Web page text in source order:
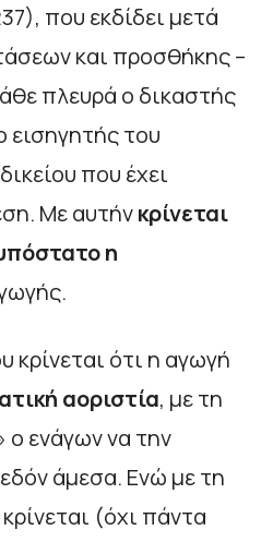
που εκδίδει μετά
και προσθήκης –
πλευρά ο δικαστής
εισηγητής του
που έχει
Με αυτήνκρίνεται
η
κρίνεται ότι η αγωγή
αοριστία, με τη
ο ενάγων να την
άμεσα. Ενώ με τη
(όχι πάντα